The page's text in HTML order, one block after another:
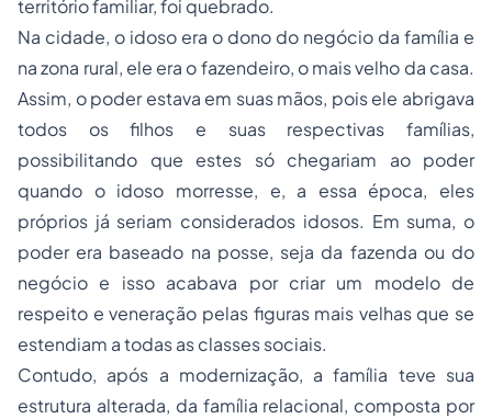
território familiar, foi quebrado.
Na cidade, o idoso era o dono do negócio da família e
na zona rural, ele era o fazendeiro, o mais velho da casa.
Assim, o poder estava em suas mãos, pois ele abrigava
todos os filhos e suas respectivas famílias,
possibilitando que estes só chegariam ao poder
quando o idoso morresse, e, a essa época, eles
próprios já seriam considerados idosos. Em suma, o
poder era baseado na posse, seja da fazenda ou do
negócio e isso acabava por criar um modelo de
respeito e veneração pelas figuras mais velhas que se
estendiam a todas as classes sociais.
Contudo, após a modernização, a família teve sua
estrutura alterada, da família relacional, composta por